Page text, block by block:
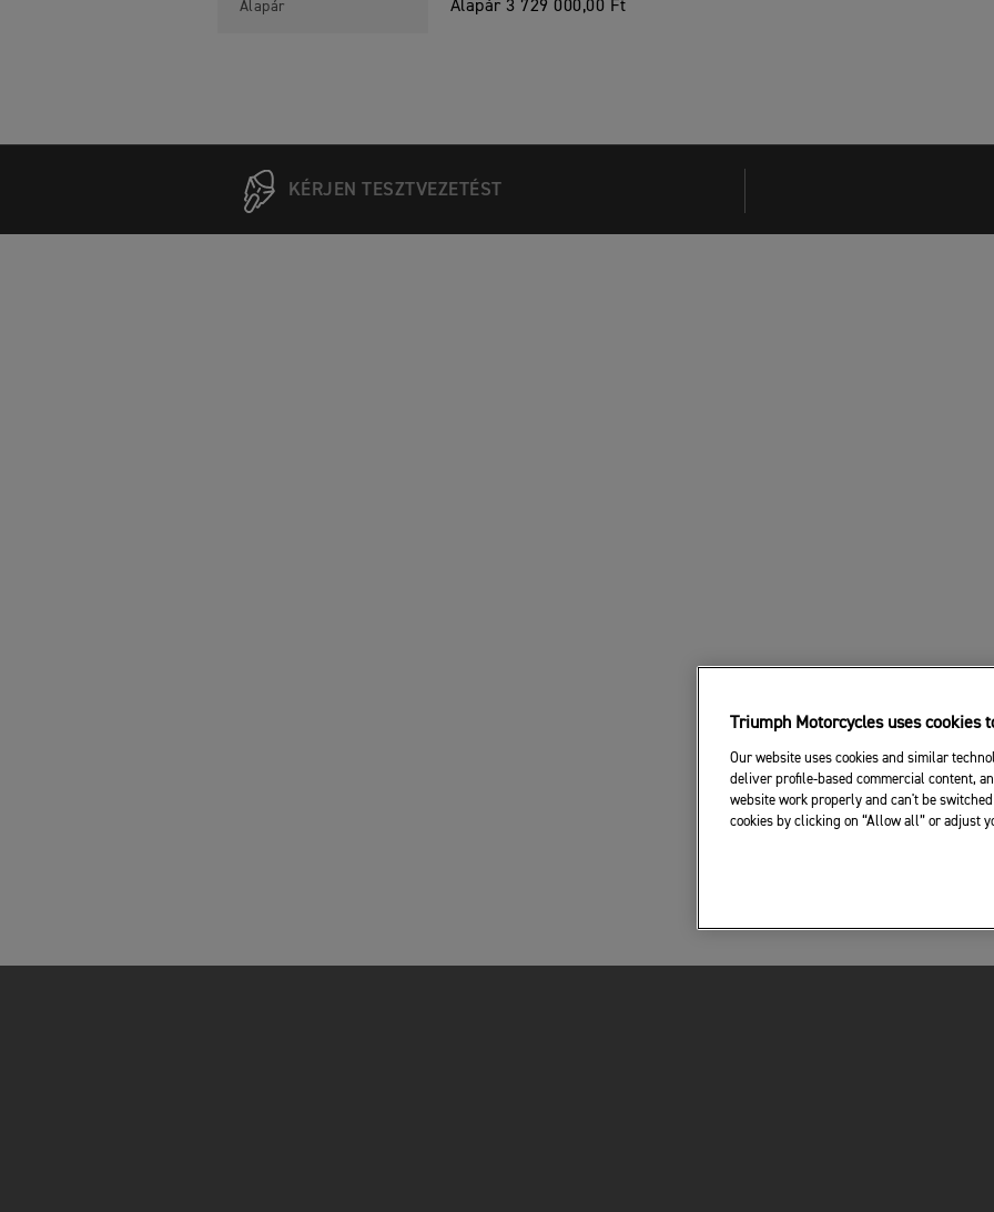
Alapár Alapár 3 729 000,00 Ft
KÉRJEN TESZTVEZETÉST
Triumph Motorcycles uses cookies
Our website uses cookies and similar
deliver profile-based commercial content,
website work properly and can't be
cookies by clicking on “Allow all” or adjust